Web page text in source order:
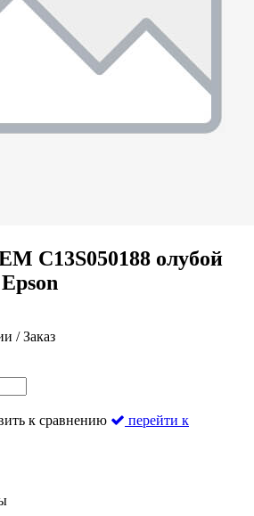
C13S050188 олубой
/ Заказ
к сравнению
перейти к